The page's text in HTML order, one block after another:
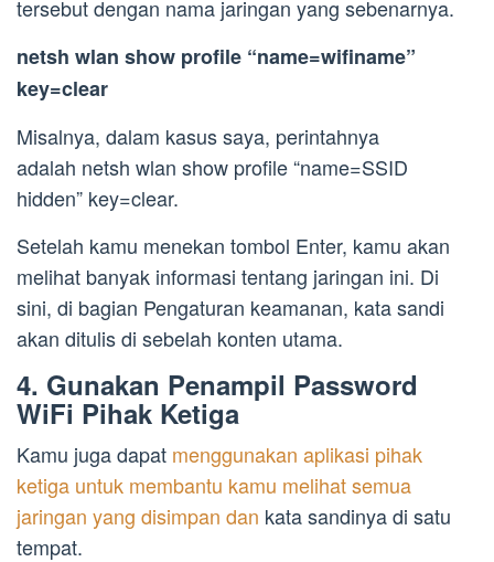
tersebut dengan nama jaringan yang sebenarnya.
netsh wlan show profile “name=wifiname”
key=clear
Misalnya, dalam kasus saya, perintahnya
adalah netsh wlan show profile “name=SSID
hidden” key=clear.
Setelah kamu menekan tombol Enter, kamu akan
melihat banyak informasi tentang jaringan ini. Di
sini, di bagian Pengaturan keamanan, kata sandi
akan ditulis di sebelah konten utama.
4. Gunakan Penampil Password
WiFi Pihak Ketiga
Kamu juga dapat menggunakan aplikasi pihak
ketiga untuk membantu kamu melihat semua
jaringan yang disimpan dan kata sandinya di satu
tempat.